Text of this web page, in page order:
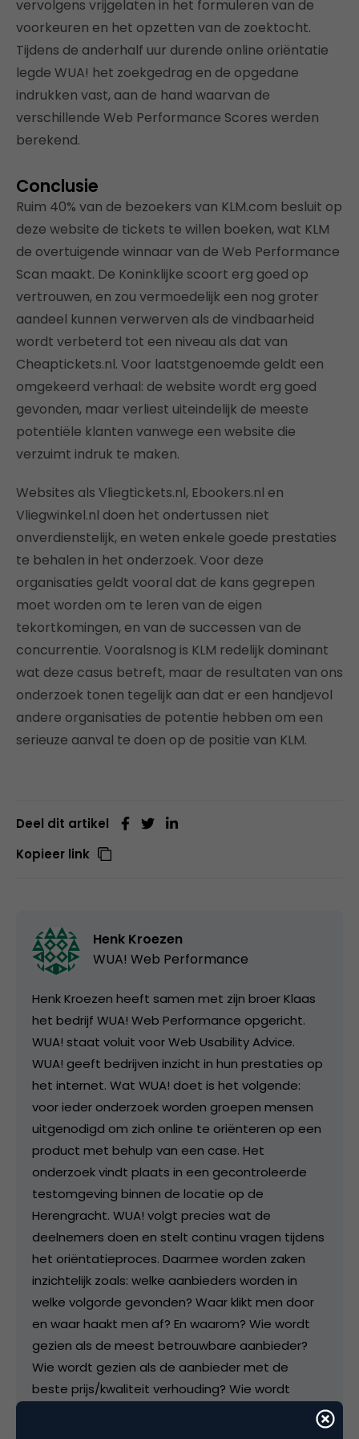
vervolgens vrijgelaten in het formuleren van de
voorkeuren en het opzetten van de zoektocht.
Tijdens de anderhalf uur durende online oriëntatie
legde WUA! het zoekgedrag en de opgedane
indrukken vast, aan de hand waarvan de
verschillende Web Performance Scores werden
berekend.
Conclusie
Ruim 40% van de bezoekers van KLM.com besluit op
deze website de tickets te willen boeken, wat KLM
de overtuigende winnaar van de Web Performance
Scan maakt. De Koninklijke scoort erg goed op
vertrouwen, en zou vermoedelijk een nog groter
aandeel kunnen verwerven als de vindbaarheid
wordt verbeterd tot een niveau als dat van
Cheaptickets.nl. Voor laatstgenoemde geldt een
omgekeerd verhaal: de website wordt erg goed
gevonden, maar verliest uiteindelijk de meeste
potentiële klanten vanwege een website die
verzuimt indruk te maken.
Websites als Vliegtickets.nl, Ebookers.nl en
Vliegwinkel.nl doen het ondertussen niet
onverdienstelijk, en weten enkele goede prestaties
te behalen in het onderzoek. Voor deze
organisaties geldt vooral dat de kans gegrepen
moet worden om te leren van de eigen
tekortkomingen, en van de successen van de
concurrentie. Vooralsnog is KLM redelijk dominant
wat deze casus betreft, maar de resultaten van ons
onderzoek tonen tegelijk aan dat er een handjevol
andere organisaties de potentie hebben om een
serieuze aanval te doen op de positie van KLM.
Deel dit artikel
Kopieer link
Henk Kroezen
WUA! Web Performance
Henk Kroezen heeft samen met zijn broer Klaas
het bedrijf WUA! Web Performance opgericht.
WUA! staat voluit voor Web Usability Advice.
WUA! geeft bedrijven inzicht in hun prestaties op
het internet. Wat WUA! doet is het volgende:
voor ieder onderzoek worden groepen mensen
uitgenodigd om zich online te oriënteren op een
product met behulp van een case. Het
onderzoek vindt plaats in een gecontroleerde
testomgeving binnen de locatie op de
Herengracht. WUA! volgt precies wat de
deelnemers doen en stelt continu vragen tijdens
het oriëntatieproces. Daarmee worden zaken
inzichtelijk zoals: welke aanbieders worden in
welke volgorde gevonden? Waar klikt men door
en waar haakt men af? En waarom? Wie wordt
gezien als de meest betrouwbare aanbieder?
Wie wordt gezien als de aanbieder met de
beste prijs/kwaliteit verhouding? Wie wordt